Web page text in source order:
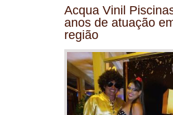
Acqua Vinil
anos de atuação
região